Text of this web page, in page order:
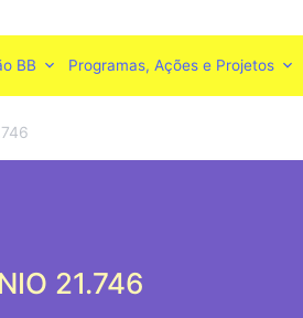
BB Programas, Ações e Projetos
21.746